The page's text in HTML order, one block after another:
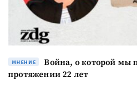
МНЕНИЕ
Война, о которой мы
протяжении 22 лет